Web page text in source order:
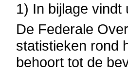
1) In bijlage
De Federale
statistieken rond
behoort tot de